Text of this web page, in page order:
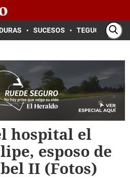
SUCESOS TEGUCIGALPA
hospital el
esposo de
II (Fotos)